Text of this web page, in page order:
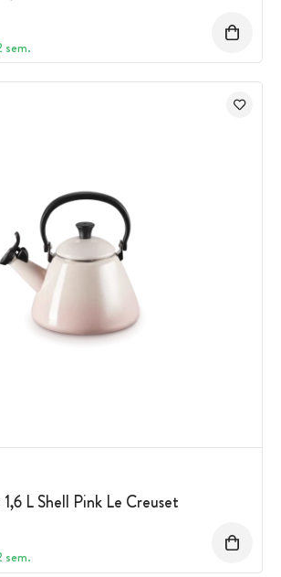
sem.
L Shell Pink Le Creuset
sem.